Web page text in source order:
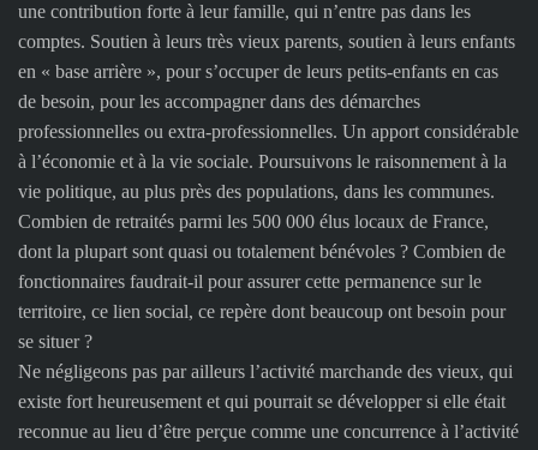
une contribution forte à leur famille, qui n’entre pas dans les
comptes. Soutien à leurs très vieux parents, soutien à leurs enfants
en « base arrière », pour s’occuper de leurs petits-enfants en cas
de besoin, pour les accompagner dans des démarches
professionnelles ou extra-professionnelles. Un apport considérable
à l’économie et à la vie sociale. Poursuivons le raisonnement à la
vie politique, au plus près des populations, dans les communes.
Combien de retraités parmi les 500 000 élus locaux de France,
dont la plupart sont quasi ou totalement bénévoles ? Combien de
fonctionnaires faudrait-il pour assurer cette permanence sur le
territoire, ce lien social, ce repère dont beaucoup ont besoin pour
se situer ?
Ne négligeons pas par ailleurs l’activité marchande des vieux, qui
existe fort heureusement et qui pourrait se développer si elle était
reconnue au lieu d’être perçue comme une concurrence à l’activité